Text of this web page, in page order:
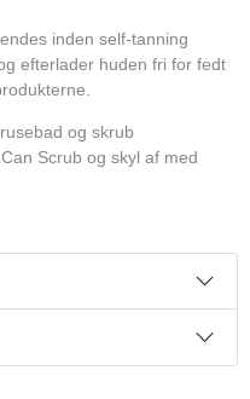
inden self-tanning
efterlader huden fri for fedt
og skrub
Scrub og skyl af med